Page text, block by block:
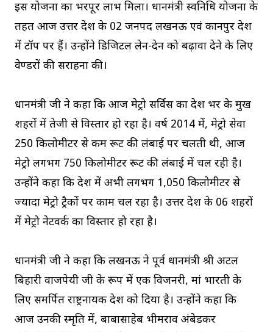
इस योजना का भरपूर लाभ मिला। प्रधानमंत्री स्वनिधि योजना के
तहत आज उत्तर प्रदेश के 02 जनपद लखनऊ एवं कानपुर देश
में टॉप पर हैं। उन्होंने डिजिटल लेन-देन को बढ़ावा देने के लिए
वेण्डरों की सराहना की।
प्रधानमंत्री जी ने कहा कि आज मेट्रो सर्विस का देश भर के प्रमुख
शहरों में तेजी से विस्तार हो रहा है। वर्ष 2014 में, मेट्रो सेवा
250 किलोमीटर से कम रूट की लंबाई पर चलती थी, आज
मेट्रो लगभग 750 किलोमीटर रूट की लंबाई में चल रही है।
उन्होंने कहा कि देश में अभी लगभग 1,050 किलोमीटर से
ज्यादा मेट्रो ट्रैकों पर काम चल रहा है। उत्तर प्रदेश के 06 शहरों
में मेट्रो नेटवर्क का विस्तार हो रहा है।
प्रधानमंत्री जी ने कहा कि लखनऊ ने पूर्व प्रधानमंत्री श्री अटल
बिहारी वाजपेयी जी के रूप में एक विजनरी, मां भारती के
लिए समर्पित राष्ट्रनायक देश को दिया है। उन्होंने कहा कि
आज उनकी स्मृति में, बाबासाहेब भीमराव अंबेडकर